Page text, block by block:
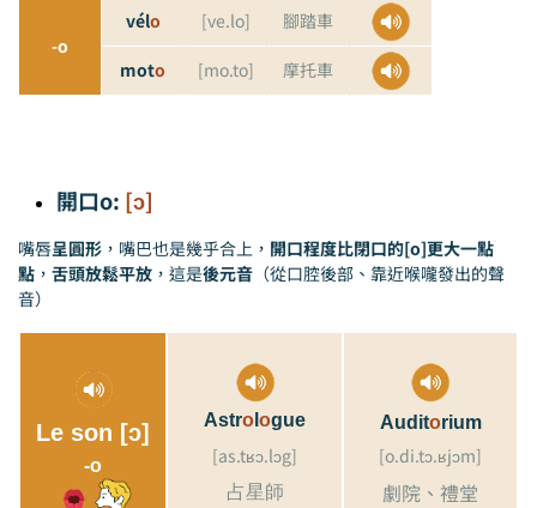
-o
vélo [ve.lo] 腳踏車
moto [mo.to] 摩托車
開口o: [ɔ]
嘴唇呈圓形 ，嘴巴也是幾乎合上， 開口程度比閉口的[o]更大一點
點 ， 舌頭放鬆平放 ，這是後元音 （從口腔後部、靠近喉嚨發出的聲
音）
Le son [ɔ]
-o
Astro ogue Auditorium
[as.tʁɔ.lɔg] [o.di.tɔ.ʁjɔm]
占星師 劇院、禮堂